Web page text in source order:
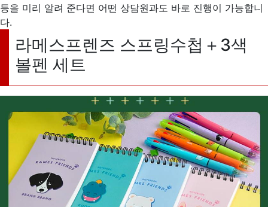
등을 미리 알려 준다면 어떤 상담원과도 바로 진행이 가능합니
다.
라메스프렌즈 스프링수첩＋3색
볼펜 세트